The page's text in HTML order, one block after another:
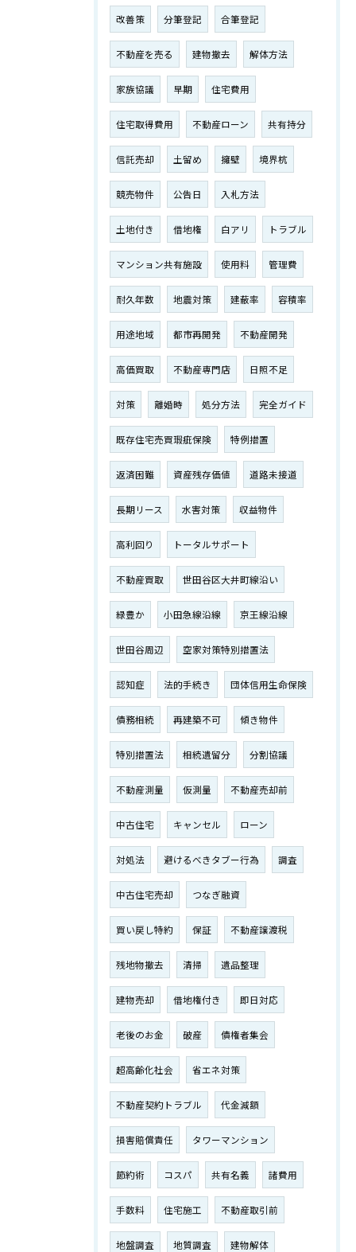
改善策 分筆登記 合筆登記
不動産を売る 建物撤去 解体方法
家族協議 早期 住宅費用
住宅取得費用 不動産ローン 共有持分
信託売却 土留め 擁壁 境界杭
競売物件 公告日 入札方法
土地付き 借地権 白アリ トラブル
マンション共有施設 使用料 管理費
耐久年数 地震対策 建蔽率 容積率
用途地域 都市再開発 不動産開発
高価買取 不動産専門店 日照不足
対策 離婚時 処分方法 完全ガイド
既存住宅売買瑕疵保険 特例措置
返済困難 資産残存価値 道路未接道
長期リース 水害対策 収益物件
高利回り トータルサポート
不動産買取 世田谷区大井町線沿い
緑豊か 小田急線沿線 京王線沿線
世田谷周辺 空家対策特別措置法
認知症 法的手続き 団体信用生命保険
債務相続 再建築不可 傾き物件
特別措置法 相続遺留分 分割協議
不動産測量 仮測量 不動産売却前
中古住宅 キャンセル ローン
対処法 避けるべきタブー行為 調査
中古住宅売却 つなぎ融資
買い戻し特約 保証 不動産譲渡税
残地物撤去 清掃 遺品整理
建物売却 借地権付き 即日対応
老後のお金 破産 債権者集会
超高齢化社会 省エネ対策
不動産契約トラブル 代金減額
損害賠償責任 タワーマンション
節約術 コスパ 共有名義 諸費用
手数料 住宅施工 不動産取引前
地盤調査 地質調査 建物解体